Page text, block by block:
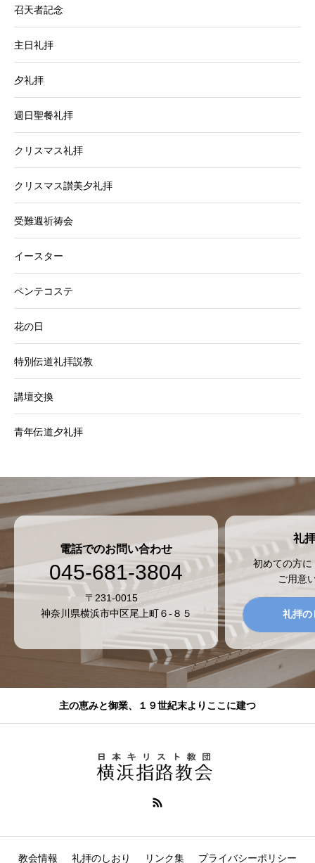
召天者記念
主日礼拝
夕礼拝
週日聖餐礼拝
クリスマス礼拝
クリスマス讃美夕礼拝
受難週祈祷会
イースター
ペンテコステ
花の日
特別伝道礼拝説教
講壇交換
青年伝道夕礼拝
電話でのお問い合わせ
045-681-3804
〒231-0015
神奈川県横浜市中区尾上町６-８５
礼
初めての方
ご用意
礼拝の
主の恵みと御業、１９世紀末よりここに建つ
教会情報 礼拝のしおり リンク集 プライバシーポリシー